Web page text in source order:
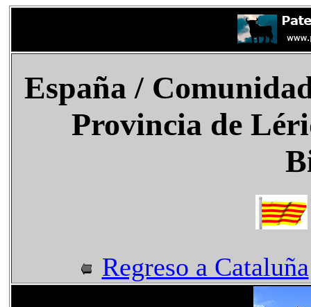
España/
Provincia de
Regreso a Cataluña